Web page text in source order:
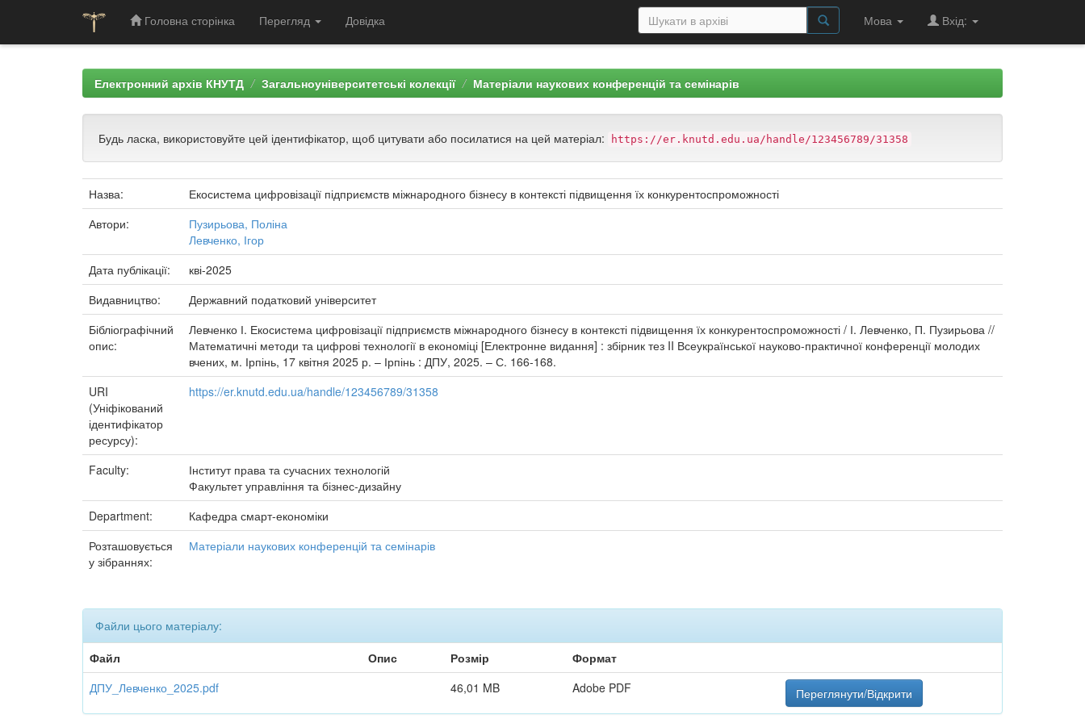
Головна сторінка Перегляд Довідка Мова Вхід:
Електронний архів КНУТД Загальноуніверситетські колекції Матеріали наукових конференцій та семінарів
Будь ласка, використовуйте цей ідентифікатор, щоб цитувати або посилатися на цей матеріал: https://er.knutd.edu.ua/handle/123456789/31358
Назва:
Екосистема цифровізації підприємств міжнародного бізнесу в контексті підвищення їх конкурентоспроможності
Автори:
Пузирьова, Поліна
Левченко, Ігор
Дата публікації:
кві-2025
Видавництво:
Державний податковий університет
Бібліографічний
опис:
Левченко І. Екосистема цифровізації підприємств міжнародного бізнесу в контексті підвищення їх конкурентоспроможності / І. Левченко, П. Пузирьова //
Математичні методи та цифрові технології в економіці [Електронне видання] : збірник тез II Всеукраїнської науково-практичної конференції молодих
вчених, м. Ірпінь, 17 квітня 2025 р. – Ірпінь : ДПУ, 2025. – С. 166-168.
URI
(Уніфікований
ідентифікатор
ресурсу):
https://er.knutd.edu.ua/handle/123456789/31358
Faculty:
Інститут права та сучасних технологій
Факультет управління та бізнес-дизайну
Department:
Кафедра смарт-економіки
Розташовується
у зібраннях:
Матеріали наукових конференцій та семінарів
Файли цього матеріалу:
Файл
Опис Розмір
Формат
ДПУ_Левченко_2025.pdf
46,01 MB Adobe PDF Переглянути/Відкрити